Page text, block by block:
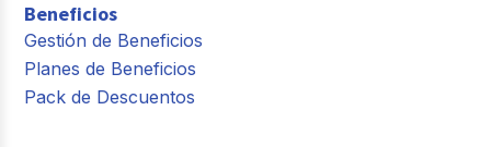
Beneficios
Gestión de Beneficios
Planes de Beneficios
Pack de Descuentos